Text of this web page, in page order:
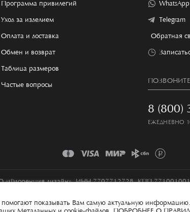
показывать Вам самую актуальную
Программа привилегий
Уход за изделием
Оплата и доставка
Обмен и возврат
Таблица размеров
Частые вопросы
WhatsApp
Telegram
Обратная
8 (800)
ЕЖЕДНЕВНО
дизайн», ИНН 7707712728, КПП
Карта сайта